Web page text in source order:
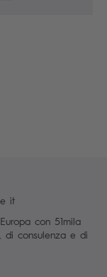
it
con 51mila
di consulenza e di